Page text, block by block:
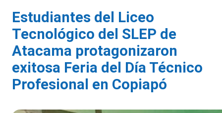
Estudiantes del Liceo
Tecnológico del SLEP de
Atacama protagonizaron
exitosa Feria del Día Técnico
Profesional en Copiapó